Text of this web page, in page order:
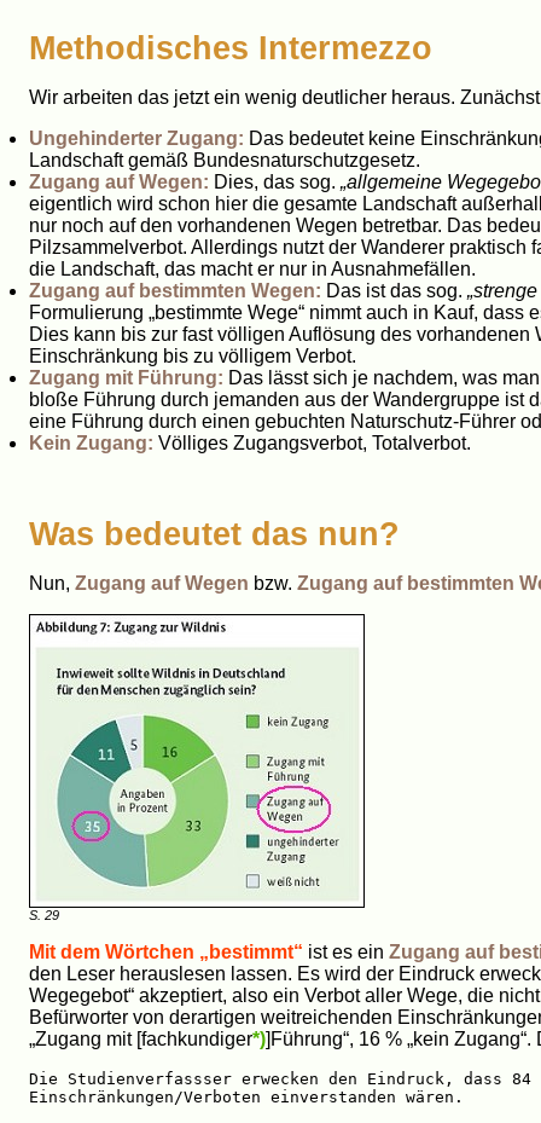
Methodisches Intermezzo
Wir arbeiten das jetzt ein wenig deutlicher heraus.
Ungehinderter Zugang: Das bedeutet keine
Landschaft gemäß Bundesnaturschutzgesetz.
Zugang auf Wegen: Dies, das sog. „allgemeine
eigentlich wird schon hier die gesamte Landschaft
nur noch auf den vorhandenen Wegen betretbar. Das
Pilzsammelverbot. Allerdings nutzt der Wanderer
die Landschaft, das macht er nur in Ausnahmefällen.
Zugang auf bestimmten Wegen: Das ist das sog.
Formulierung „bestimmte Wege“ nimmt auch in Kauf,
Dies kann bis zur fast völligen Auflösung des
Einschränkung bis zu völligem Verbot.
Zugang mit Führung: Das lässt sich je nachdem, was
bloße Führung durch jemanden aus der Wandergruppe ist
eine Führung durch einen gebuchten Naturschutz-Führer
Kein Zugang: Völliges Zugangsverbot, Totalverbot.
Was bedeutet das nun?
Nun, Zugang auf Wegen bzw. Zugang auf bestimmten
S. 29
Mit dem Wörtchen „bestimmt“ ist es ein Zugang auf
den Leser herauslesen lassen. Es wird der Eindruck
Wegegebot“ akzeptiert, also ein Verbot aller Wege, die
Befürworter von derartigen weitreichenden
„Zugang mit [fachkundiger*)]Führung“, 16 % „kein
Die Studienverfassser erwecken den Eindruck, dass 84
Einschränkungen/Verboten einverstanden wären.